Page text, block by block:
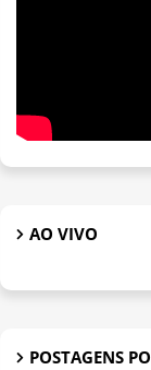
AO VIVO
POSTAGENS